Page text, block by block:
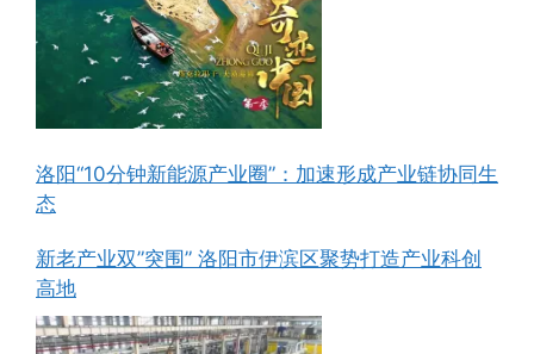
洛阳“10分钟新能源产业圈”：加速形成产业链协同生
态
新老产业双”突围” 洛阳市伊滨区聚势打造产业科创
高地